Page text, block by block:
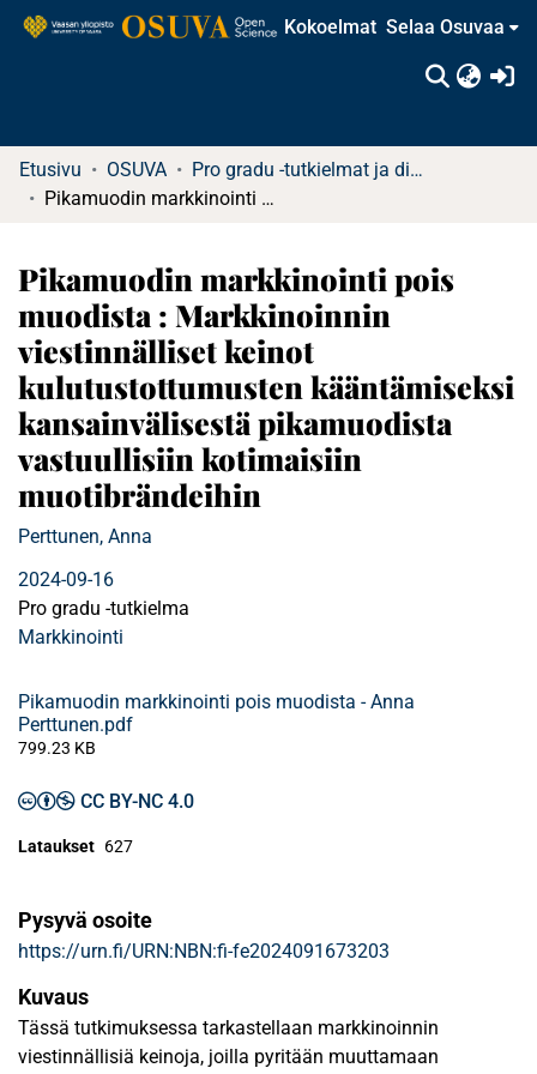
Kokoelmat Selaa Osuvaa
Etusivu OSUVA
Pro gradu -tutkielmat ja diplomityöt
Pikamuodin markkinointi pois muodista : Markkinoinnin viestinnälliset keinot kulutustottumusten kääntämiseksi kansainvälisestä pikamuodista vastuullisiin kotimaisiin muotibrändeihin
Pikamuodin markkinointi pois
muodista : Markkinoinnin
viestinnälliset keinot
kulutustottumusten kääntämiseksi
kansainvälisestä pikamuodista
vastuullisiin kotimaisiin
muotibrändeihin
Perttunen, Anna
2024-09-16
Pro gradu -tutkielma
Markkinointi
Pikamuodin markkinointi pois muodista - Anna
Perttunen.pdf
799.23 KB
CC BY-NC 4.0
Lataukset 627
Pysyvä osoite
https://urn.fi/URN:NBN:fi-fe2024091673203
Kuvaus
Tässä tutkimuksessa tarkastellaan markkinoinnin
viestinnällisiä keinoja, joilla pyritään muuttamaan